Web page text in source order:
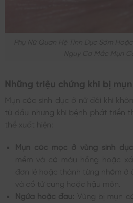
Phụ Nữ Quan Hệ Tình Dục Sớm
Nguy Cơ Mắc Mụn
Những triệu chứng khi bị
Mụn cóc sinh dục ở nữ đôi khi
từ đầu nhưng khi bệnh phát triển
thể xuất hiện:
Mụn cóc mọc ở vùng sinh
mềm và có màu hồng hoặc
đơn lẻ hoặc thành từng nhóm ở
và cổ tử cung hoặc hậu môn.
Ngứa hoặc đau: Vùng bị mụn